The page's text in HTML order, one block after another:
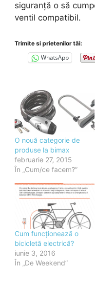
siguranță o să
ventil compatibil.
Trimite si prietenilor tăi:
WhatsApp
O nouă categorie de
produse la bimax
februarie 27, 2015
În „Cum/ce facem?”
Cum funcționează o
bicicletă electrică?
iunie 3, 2016
În „De Weekend”